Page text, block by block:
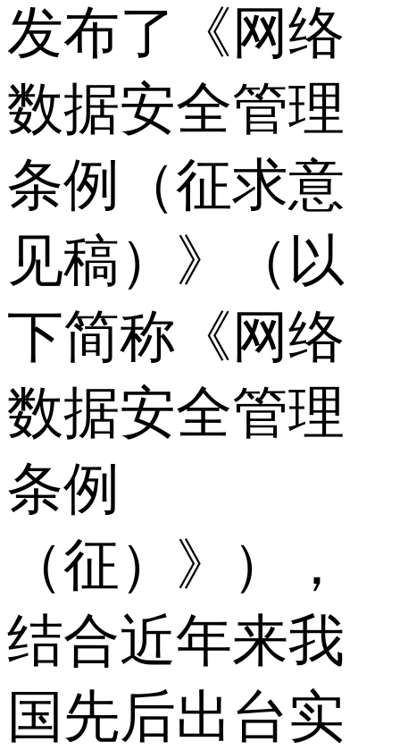
发布了《网络
数据安全管理
条例（征求意
见稿）》（以
下简称《网络
数据安全管理
条例
（征）》），
结合近年来我
国先后出台实